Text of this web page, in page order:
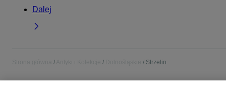
Dalej
Strzelin